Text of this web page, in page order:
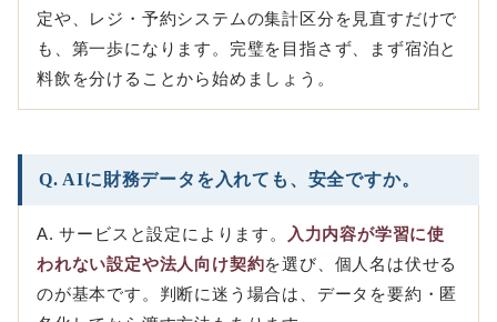
定や、レジ・予約システムの集計区分を見直すだけで
も、第一歩になります。完璧を目指さず、まず宿泊と
料飲を分けることから始めましょう。
Q. AIに財務データを入れても、安全ですか。
A. サービスと設定によります。 入力内容が学習に使
われない設定や法人向け契約を選び、個人名は伏せる
のが基本です。判断に迷う場合は、データを要約・匿